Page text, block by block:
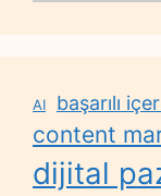
AI başarılı
content
dijital